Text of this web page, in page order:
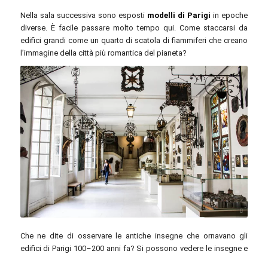
Nella sala successiva sono esposti modelli di Parigi in epoche
diverse. È facile passare molto tempo qui. Come staccarsi da
edifici grandi come un quarto di scatola di fiammiferi che creano
l’immagine della città più romantica del pianeta?
Shadowgate / flickr.com / CC BY 2.0
Che ne dite di osservare le antiche insegne che ornavano gli
edifici di Parigi 100–200 anni fa? Si possono vedere le insegne e